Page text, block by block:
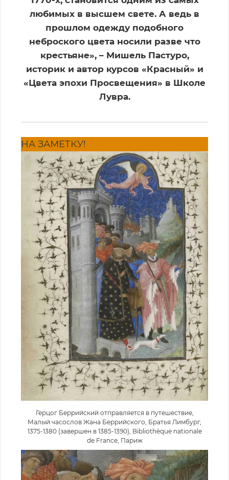
любимых в высшем свете. А ведь в
прошлом одежду подобного
неброского цвета носили разве что
крестьяне», – Мишель Пастуро,
историк и автор курсов «Красный» и
«Цвета эпохи Просвещения» в Школе
Лувра.
НА ЗАМЕТКУ!
Герцог Беррийский отправляется в путешествие,
Малый часослов Жана Беррийского, Братья Лимбург,
1375-1380 (завершен в 1385-1390), Bibliothèque nationale
de France, Париж